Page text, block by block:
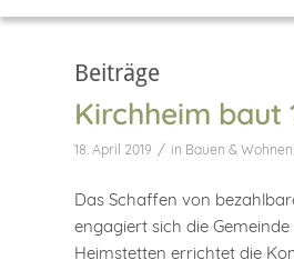
Beiträge
Kirchheim baut
18. April 2019 / in Bauen & Wohnen,
Das Schaffen von
engagiert sich die
Heimstetten errichtet die